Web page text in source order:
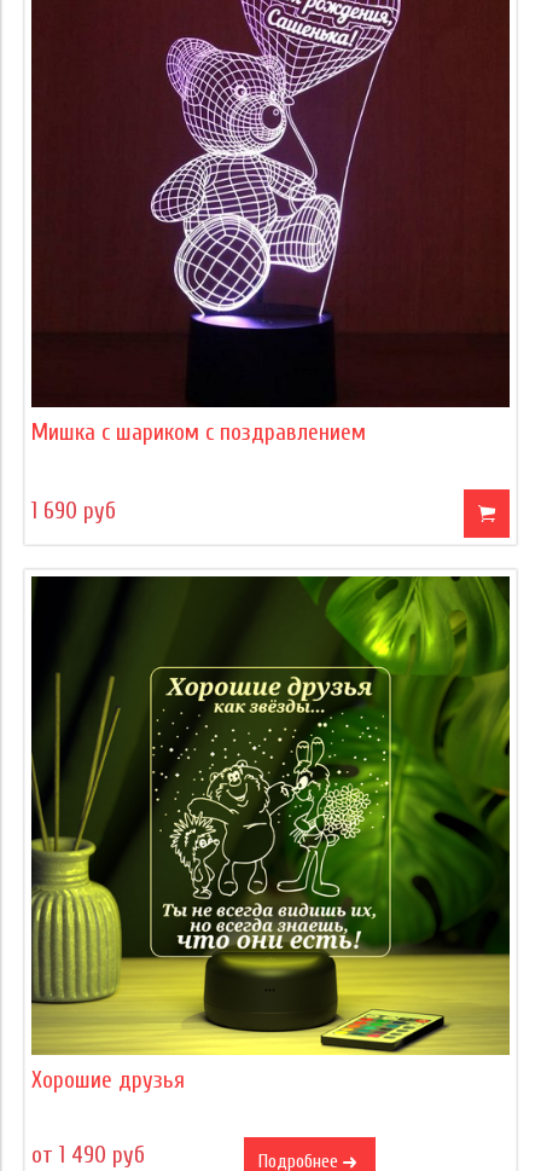
Мишка с шариком с поздравлением
1 690 руб
Хорошие друзья
от 1 490 руб Подробнее